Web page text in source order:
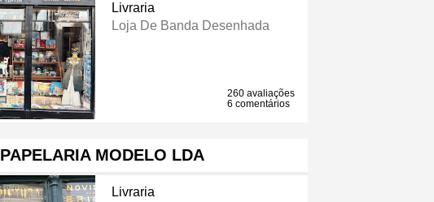
Livraria
Loja De Banda Desenhada
260 avaliações
6 comentários
PAPELARIA MODELO LDA
Livraria